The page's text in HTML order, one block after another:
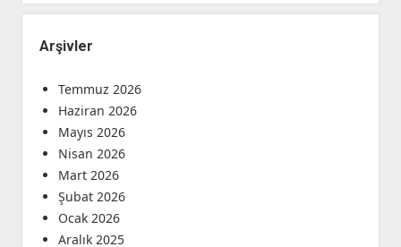
Arşivler
Temmuz 2026
Haziran 2026
Mayıs 2026
Nisan 2026
Mart 2026
Şubat 2026
Ocak 2026
Aralık 2025